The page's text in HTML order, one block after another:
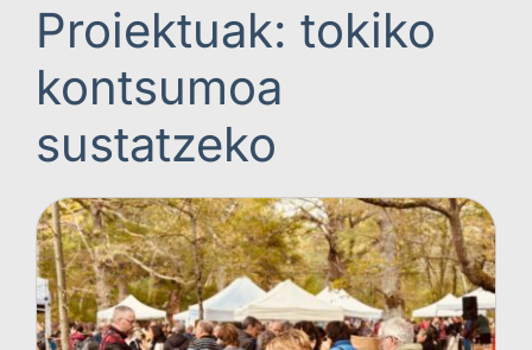
Proiektuak: tokiko
kontsumoa
sustatzeko